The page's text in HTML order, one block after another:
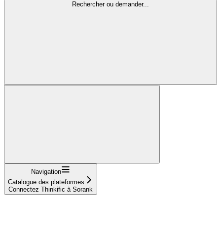
Rechercher ou demander...
Navigation
Catalogue des plateformes
Connectez Thinkific à Sorank